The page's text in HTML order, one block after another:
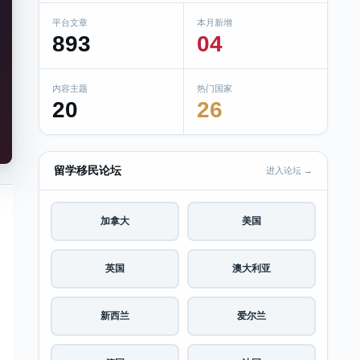
平台文章
893
本月新增
04
内容主题
20
热门国家
26
留学移民论坛 进入论坛 →
加拿大 美国
英国 澳大利亚
新西兰 爱尔兰